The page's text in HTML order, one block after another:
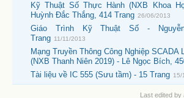
Kỹ Thuật Số Thực Hành (NXB Khoa
Huỳnh Đắc Thắng, 414 Trang 26/06/2013
Giáo Trình Kỹ Thuật Số -
Trang 11/11/2013
Mạng Truyền Thông Công Nghiệp SCADA
(NXB Thanh Niên 2019) - Lê Ngọc Bích,
Tài liệu về IC 555 (Sưu tầm) - 15 Trang 15/
Last edited